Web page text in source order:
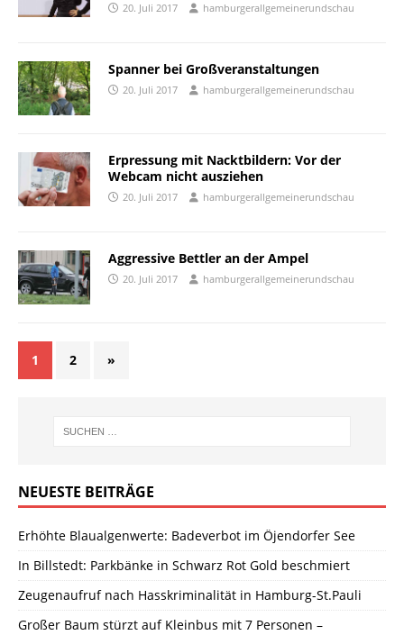
20. Juli 2017 hamburgerallgemeinerundschau
Spanner bei Großveranstaltungen
20. Juli 2017 hamburgerallgemeinerundschau
Erpressung mit Nacktbildern: Vor der
Webcam nicht ausziehen
20. Juli 2017 hamburgerallgemeinerundschau
Aggressive Bettler an der Ampel
20. Juli 2017 hamburgerallgemeinerundschau
1 2 »
NEUESTE BEITRÄGE
Erhöhte Blaualgenwerte: Badeverbot im Öjendorfer See
In Billstedt: Parkbänke in Schwarz Rot Gold beschmiert
Zeugenaufruf nach Hasskriminalität in Hamburg-St.Pauli
Großer Baum stürzt auf Kleinbus mit 7 Personen –